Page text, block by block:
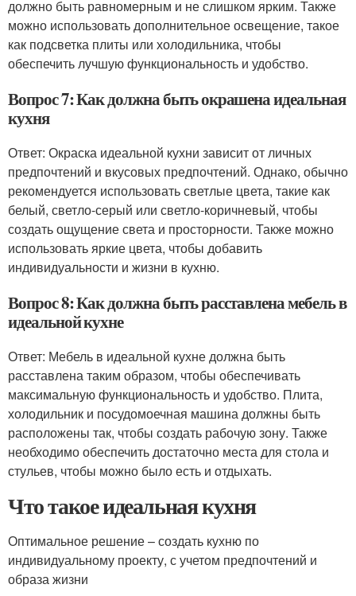
должно быть равномерным и не слишком ярким. Также
можно использовать дополнительное освещение, такое
как подсветка плиты или холодильника, чтобы
обеспечить лучшую функциональность и удобство.
Вопрос 7: Как должна быть окрашена идеальная
кухня
Ответ: Окраска идеальной кухни зависит от личных
предпочтений и вкусовых предпочтений. Однако, обычно
рекомендуется использовать светлые цвета, такие как
белый, светло-серый или светло-коричневый, чтобы
создать ощущение света и просторности. Также можно
использовать яркие цвета, чтобы добавить
индивидуальности и жизни в кухню.
Вопрос 8: Как должна быть расставлена мебель в
идеальной кухне
Ответ: Мебель в идеальной кухне должна быть
расставлена таким образом, чтобы обеспечивать
максимальную функциональность и удобство. Плита,
холодильник и посудомоечная машина должны быть
расположены так, чтобы создать рабочую зону. Также
необходимо обеспечить достаточно места для стола и
стульев, чтобы можно было есть и отдыхать.
Что такое идеальная кухня
Оптимальное решение – создать кухню по
индивидуальному проекту, с учетом предпочтений и
образа жизни